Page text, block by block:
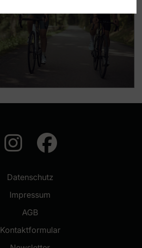
auf
Datenschutz
Impressum
AGB
Kontaktformular